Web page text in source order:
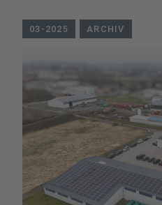
03-2025 ARCHIV